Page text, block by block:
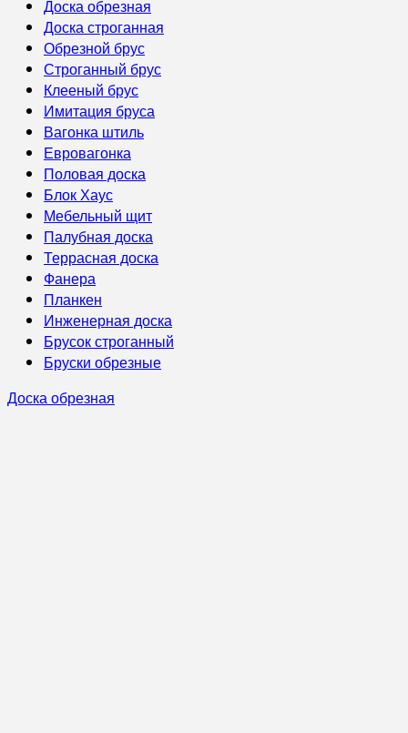
Доска обрезная
Доска строганная
Обрезной брус
Строганный брус
Клееный брус
Имитация бруса
Вагонка штиль
Евровагонка
Половая доска
Блок Хаус
Мебельный щит
Палубная доска
Террасная доска
Фанера
Планкен
Инженерная доска
Брусок строганный
Бруски обрезные
Доска обрезная